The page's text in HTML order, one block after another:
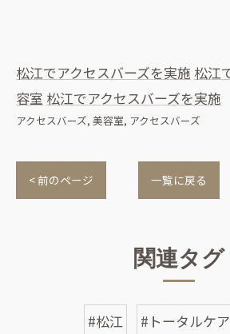
松江でアクセスバーズを実施 松江
容室 松江でアクセスバーズを実施
アクセスバーズ 美容室 アクセスバーズ
< 前のページ 一覧に戻る
関連タグ
#松江
#トータルケ